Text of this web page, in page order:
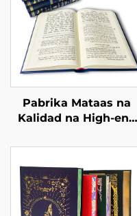
Pabrika Mataas na
Kalidad na High-end
na Libro na may
Buong Gold Foil
Stamping at
Embossing Hardcover
na Pag-print ng Libro